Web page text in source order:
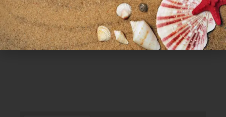
Πολιτική απορρήτου
Τρόποι πληρωμής
Τρόποι αποστολής